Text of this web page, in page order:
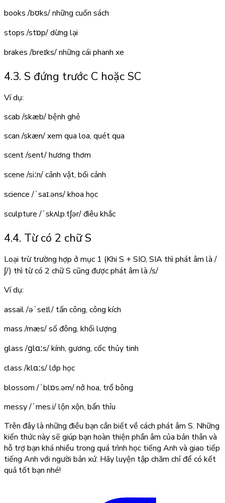
books /bʊks/những cuốn sách
stops /stɒp/dừng lại
brakes /breɪks/những cái phanh xe
4.3. S đứng trước C hoặc SC
Ví dụ:
scab /skæb/bệnh ghẻ
scan /skæn/xem qua loa, quét qua
scent/sent/hương thơm
scene /siːn/cảnh vật, bối cảnh
science /ˈsaɪ.əns/khoa học
sculpture /ˈskʌlp.tʃər/điêu khắc
4.4. Từ có 2 chữ S
Loại trừ trường hợp ở mục 1 (Khi S + SIO, SIA thì phát âm là /
ʃ/) thì từ có 2 chữ S cũng được phát âm là /s/
Ví dụ:
assail/əˈseɪl/ tấn công, công kích
mass /mæs/số đông, khối lượng
glass /ɡlɑːs/kính, gương, cốc thủy tinh
class /klɑːs/lớp học
blossom /ˈblɒs.əm/nở hoa, trổ bông
messy/ˈmes.i/lộn xộn, bẩn thỉu
Trên đây là những điều bạn cần biết về cách phát âm S. Những
kiến thức này sẽ giúp bạn hoàn thiện phần âm của bản thân và
hỗ trợ bạn khá nhiều trong quá trình học tiếng Anh và giao tiếp
tiếng Anh với người bản xứ. Hãy luyện tập chăm chỉ để có kết
quả tốt bạn nhé!